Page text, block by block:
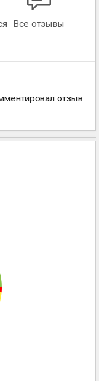
Все отзывы
отзыв